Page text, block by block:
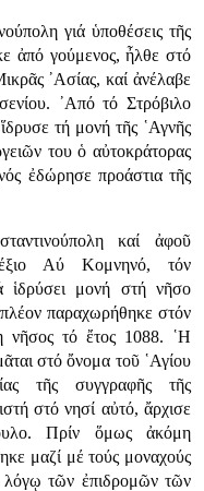
γιά ὑποθέσεις τῆς
ἀπό γούμενος, ἦλθε στό
᾿Ασίας, καί ἀνέλαβε
᾿Από τό Στρόβιλο
τή μονή τῆς ῾Αγνῆς
του ὁ αὐτοκράτορας
ἐδώρησε προάστια τῆς
καί ἀφοῦ
Αύ Κομνηνό, τόν
ἱδρύσει μονή στή νῆσο
παραχωρήθηκε στόν
νῆσος τό ἔτος 1088. ῾Η
στό ὄνομα τοῦ ῾Αγίου
τῆς συγγραφῆς τῆς
στό νησί αὐτό, ἄρχισε
Πρίν ὅμως ἀκόμη
μαζί μέ τούς μοναχούς
λόγῳ τῶν ἐπιδρομῶν τῶν